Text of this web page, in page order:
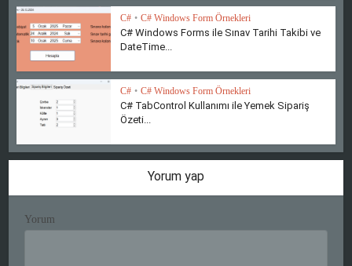
C# • C# Windows Form Örnekleri
C# Windows Forms ile Sınav Tarihi Takibi ve
DateTime...
C# • C# Windows Form Örnekleri
C# TabControl Kullanımı ile Yemek Sipariş
Özeti...
Yorum yap
Yorum